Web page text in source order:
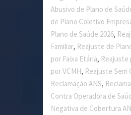
Abusivo de Plano de
de Plano Coletivo
Plano de Saúde 2026,
Familiar, Reajuste de
por Faixa Etária, Reajuste
por VCMH, Reajuste Sem
Reclamação ANS,
Contra Operadora de
Negativa de Cobertura